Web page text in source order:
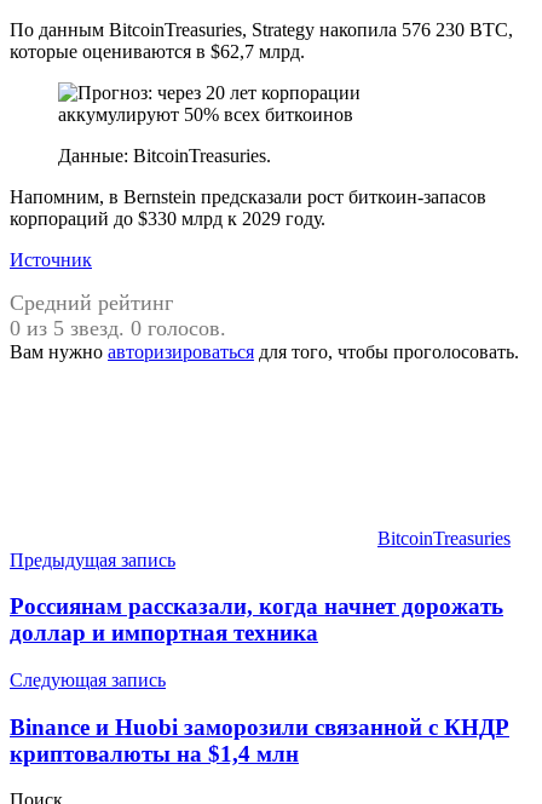
По данным BitcoinTreasuries, Strategy накопила 576 230 BTC,
которые оцениваются в $62,7 млрд.
Данные: BitcoinTreasuries.
Напомним, в Bernstein предсказали рост биткоин-запасов
корпораций до $330 млрд к 2029 году.
Источник
Средний рейтинг
0 из 5 звезд. 0 голосов.
Вам нужно авторизироваться для того, чтобы проголосовать.
BitcoinTreasuries
Навигация
по
записям
Предыдущая запись
Россиянам рассказали, когда начнет дорожать
доллар и импортная техника
Следующая запись
Binance и Huobi заморозили связанной с КНДР
криптовалюты на $1,4 млн